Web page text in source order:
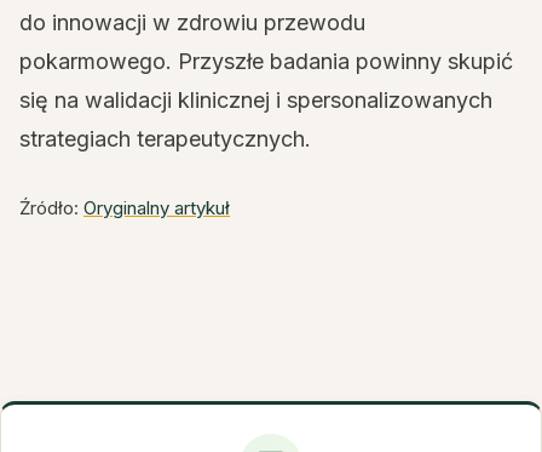
do innowacji w zdrowiu przewodu
pokarmowego. Przyszłe badania powinny skupić
się na walidacji klinicznej i spersonalizowanych
strategiach terapeutycznych.
Źródło: Oryginalny artykuł